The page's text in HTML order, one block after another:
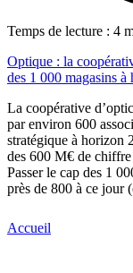
Temps de lecture : 4
Optique : la
des 1 000 magasins
La coopérative
par environ 600
stratégique à horizon
des 600 M€ de chiffre
Passer le cap des 1
près de 800 à ce jour
Accueil